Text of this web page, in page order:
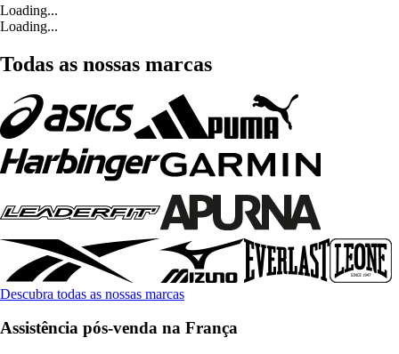
Loading...
Loading...
Todas as nossas marcas
Descubra todas as nossas marcas
Assistência pós-venda na França